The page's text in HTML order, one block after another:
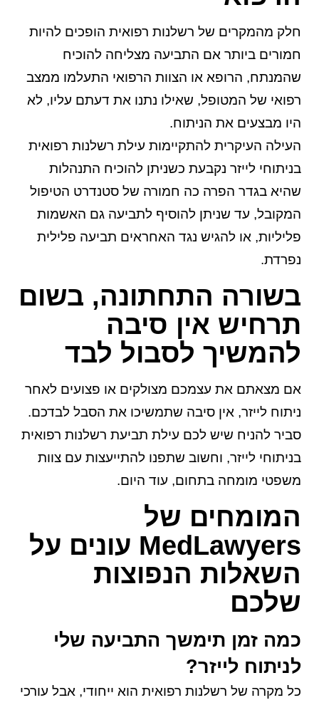
חלק מהמקרים של רשלנות רפואית הופכים להיות
חמורים ביותר אם התביעה מצליחה להוכיח
שהמנתח, הרופא או הצוות הרפואי התעלמו ממצב
רפואי של המטופל, שאילו נתנו את דעתם עליו, לא
היו מבצעים את הניתוח.
העילה העיקרית להתקיימות עילת רשלנות רפואית
בניתוחי לייזר נקבעת כשניתן להוכיח התנהלות
שהיא בגדר הפרה כה חמורה של סטנדרט הטיפול
המקובל, עד שניתן להוסיף לתביעה גם האשמות
פליליות, או להגיש נגד האחראים תביעה פלילית
נפרדת.
בשורה התחתונה, בשום
תרחיש אין סיבה
להמשיך לסבול לבד
אם מצאתם את עצמכם מצולקים או פצועים לאחר
ניתוח לייזר, אין סיבה שתמשיכו את הסבל לבדכם.
סביר להניח שיש לכם עילת תביעת רשלנות רפואית
בניתוחי לייזר, וחשוב שתפנו להתייעצות עם צוות
משפטי מומחה בתחום, עוד היום.
המומחים של
MedLawyers עונים על
השאלות הנפוצות
שלכם
כמה זמן תימשך התביעה שלי
לניתוח לייזר?
כל מקרה של רשלנות רפואית הוא ייחודי, אבל עורכי